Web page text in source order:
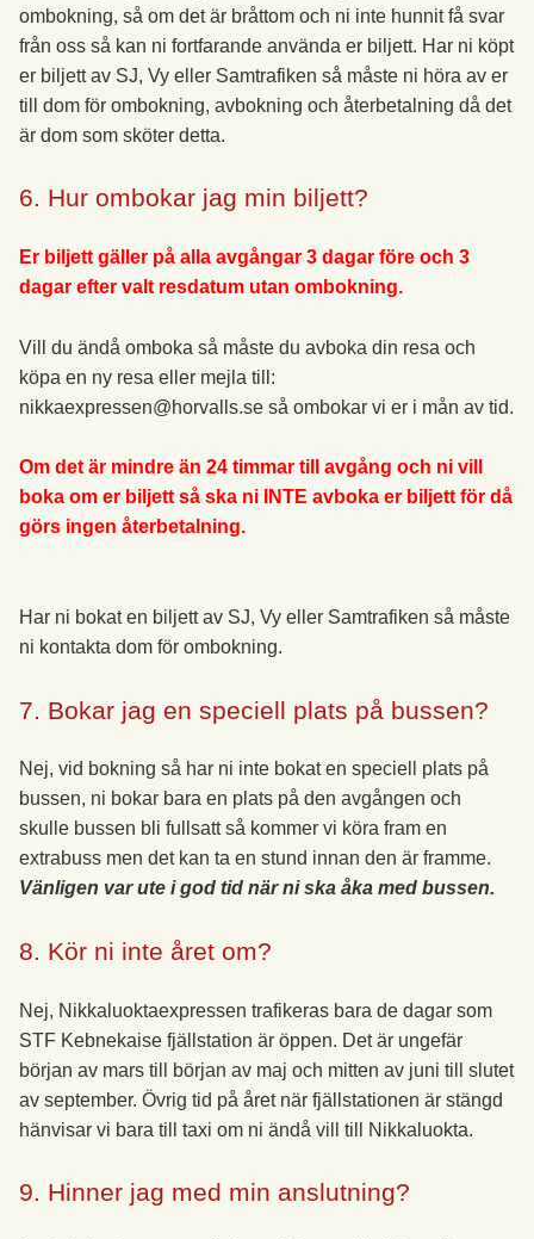
ombokning, så om det är bråttom och ni inte hunnit få svar
från oss så kan ni fortfarande använda er biljett. Har ni köpt
er biljett av SJ, Vy eller Samtrafiken så måste ni höra av er
till dom för ombokning, avbokning och återbetalning då det
är dom som sköter detta.
6. Hur ombokar jag min biljett?
Er biljett gäller på alla avgångar 3 dagar före och 3
dagar efter valt resdatum utan ombokning.
Vill du ändå omboka så måste du avboka din resa och
köpa en ny resa eller mejla till:
nikkaexpressen@horvalls.se så ombokar vi er i mån av tid.
Om det är mindre än 24 timmar till avgång och ni vill
boka om er biljett så ska ni INTE avboka er biljett för då
görs ingen återbetalning.
Har ni bokat en biljett av SJ, Vy eller Samtrafiken så måste
ni kontakta dom för ombokning.
7. Bokar jag en speciell plats på bussen?
Nej, vid bokning så har ni inte bokat en speciell plats på
bussen, ni bokar bara en plats på den avgången och
skulle bussen bli fullsatt så kommer vi köra fram en
extrabuss men det kan ta en stund innan den är framme.
Vänligen var ute i god tid när ni ska åka med bussen.
8. Kör ni inte året om?
Nej, Nikkaluoktaexpressen trafikeras bara de dagar som
STF Kebnekaise fjällstation är öppen. Det är ungefär
början av mars till början av maj och mitten av juni till slutet
av september. Övrig tid på året när fjällstationen är stängd
hänvisar vi bara till taxi om ni ändå vill till Nikkaluokta.
9. Hinner jag med min anslutning?